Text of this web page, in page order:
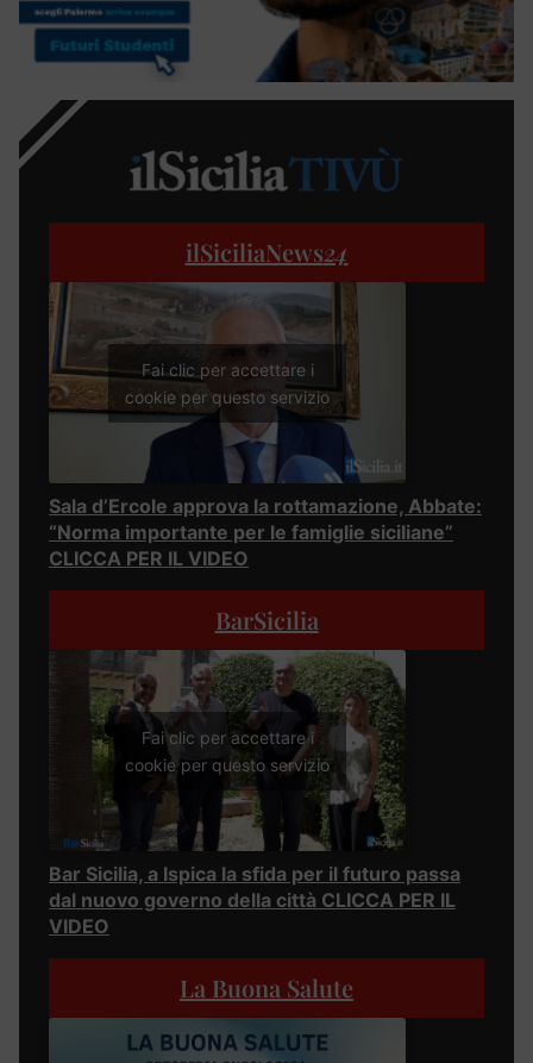
ilSiciliaNews24
Fai clic per accettare i
cookie per questo servizio
Sala d’Ercole approva la rottamazione, Abbate:
“Norma importante per le famiglie siciliane”
CLICCA PER IL VIDEO
BarSicilia
Fai clic per accettare i
cookie per questo servizio
Bar Sicilia, a Ispica la sfida per il futuro passa
dal nuovo governo della città CLICCA PER IL
VIDEO
La Buona Salute